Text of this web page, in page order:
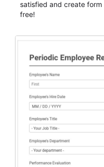
satisfied and create
free!